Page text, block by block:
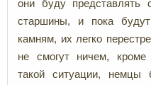
они буду
старшины, и пока
камням, их легко
не смогут ничем,
такой ситуации,